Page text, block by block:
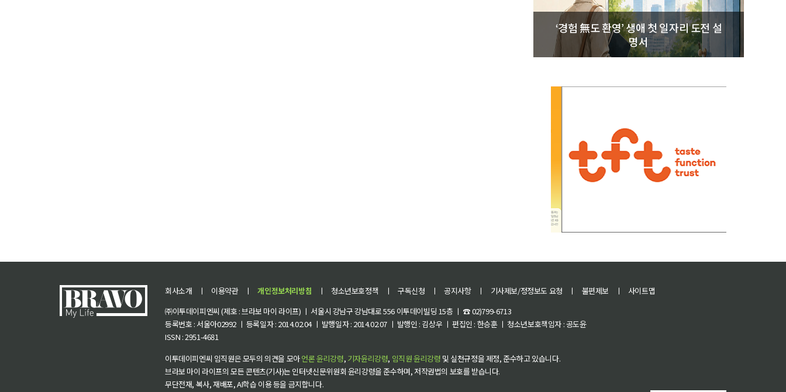
‘경험 無도 환영’ 생애 첫 일자리 도전 설
명서
회사소개 ㅣ 이용약관 ㅣ 개인정보처리방침 ㅣ 청소년보호정책 ㅣ 구독신청 ㅣ 공지사항 ㅣ 기사제보/정정보도 요청 ㅣ 불편제보 ㅣ
사이트맵
㈜이투데이피엔씨 (제호 : 브라보 마이 라이프) ㅣ 서울시 강남구 강남대로 556 이투데이빌딩 15층 ㅣ ☎ 02)799-6713
등록번호 : 서울아02992 ㅣ 등록일자 : 2014.02.04 ㅣ 발행일자 : 2014.02.07 ㅣ 발행인 : 김상우 ㅣ 편집인 : 한승훈 ㅣ 청소년보호책임자 : 공도윤
ISSN : 2951-4681
이투데이피엔씨 임직원은 모두의 의견을 모아언론 윤리강령, 기자윤리강령, 임직원 윤리강령 및 실천규정을 제정, 준수하고 있습니다.
브라보 마이 라이프의 모든 콘텐츠(기사)는 인터넷신문위원회 윤리강령을 준수하며, 저작권법의 보호를 받습니다.
무단전재, 복사, 재배포, AI학습 이용 등을 금지합니다.